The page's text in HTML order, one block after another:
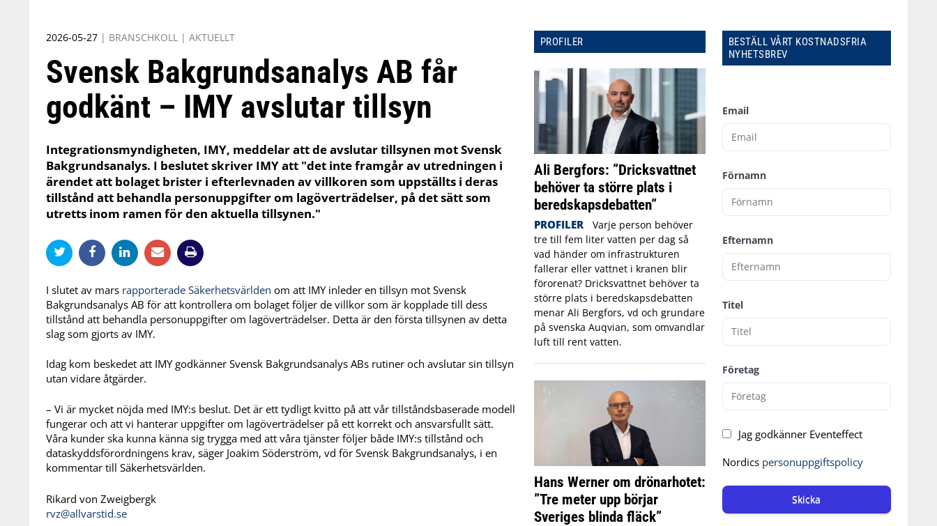
2026-05-27 | BRANSCHKOLL | AKTUELLT
Svensk Bakgrundsanalys AB får
godkänt – IMY avslutar tillsyn
Integrationsmyndigheten, IMY, meddelar att de avslutar tillsynen mot Svensk
Bakgrundsanalys. I beslutet skriver IMY att "det inte framgår av utredningen i
ärendet att bolaget brister i efterlevnaden av villkoren som uppställts i deras
tillstånd att behandla personuppgifter om lagöverträdelser, på det sätt som
utretts inom ramen för den aktuella tillsynen."
I slutet av mars rapporterade Säkerhetsvärlden om att IMY inleder en tillsyn mot Svensk
Bakgrundsanalys AB för att kontrollera om bolaget följer de villkor som är kopplade till dess
tillstånd att behandla personuppgifter om lagöverträdelser. Detta är den första tillsynen av detta
slag som gjorts av IMY.
Idag kom beskedet att IMY godkänner Svensk Bakgrundsanalys ABs rutiner och avslutar sin tillsyn
utan vidare åtgärder.
– Vi är mycket nöjda med IMY:s beslut. Det är ett tydligt kvitto på att vår tillståndsbaserade modell
fungerar och att vi hanterar uppgifter om lagöverträdelser på ett korrekt och ansvarsfullt sätt.
Våra kunder ska kunna känna sig trygga med att våra tjänster följer både IMY:s tillstånd och
dataskyddsförordningens krav, säger Joakim Söderström, vd för Svensk Bakgrundsanalys, i en
kommentar till Säkerhetsvärlden.
Rikard von Zweigbergk
rvz@allvarstid.se
PROFILER
Ali Bergfors: ”Dricksvattnet
behöver ta större plats i
beredskapsdebatten”
PROFILER
Varje person behöver
tre till fem liter vatten per dag så
vad händer om infrastrukturen
fallerar eller vattnet i kranen blir
förorenat? Dricksvattnet behöver ta
större plats i beredskapsdebatten
menar Ali Bergfors, vd och grundare
på svenska Auqvian, som omvandlar
luft till rent vatten.
Hans Werner om drönarhotet:
”Tre meter upp börjar
Sveriges blinda fläck”
BESTÄLL VÅRT KOSTNADSFRIA
NYHETSBREV
Email
Förnamn
Efternamn
Titel
Företag
Jag godkänner Eventeffect
Nordics personuppgiftspolicy
Skicka